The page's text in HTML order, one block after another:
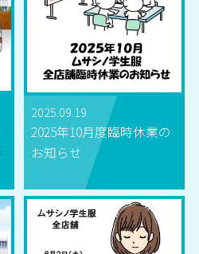
2025.09.19
2025年10月度臨時休業の
お知らせ